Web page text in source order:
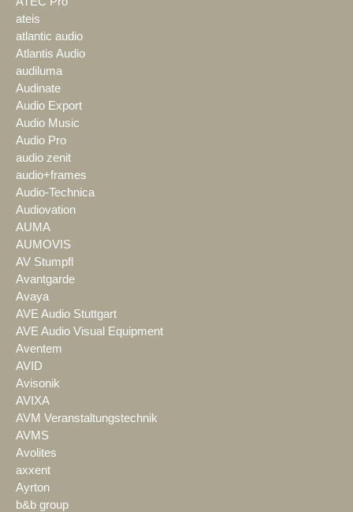
ateis
atlantic audio
Atlantis Audio
audiluma
Audinate
Audio Export
Audio Music
Audio Pro
audio zenit
audio+frames
Audio-Technica
Audiovation
AUMA
AUMOVIS
AV Stumpfl
Avantgarde
Avaya
AVE Audio Stuttgart
AVE Audio Visual Equipment
Aventem
AVID
Avisonik
AVIXA
AVM Veranstaltungstechnik
AVMS
Avolites
axxent
Ayrton
b&b group